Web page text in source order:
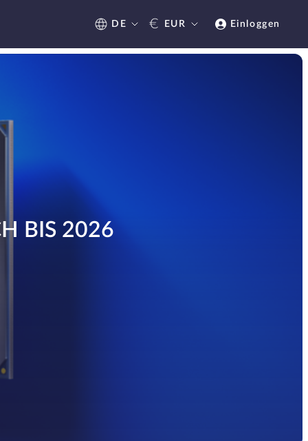
DE € EUR Einloggen
BIS 2026